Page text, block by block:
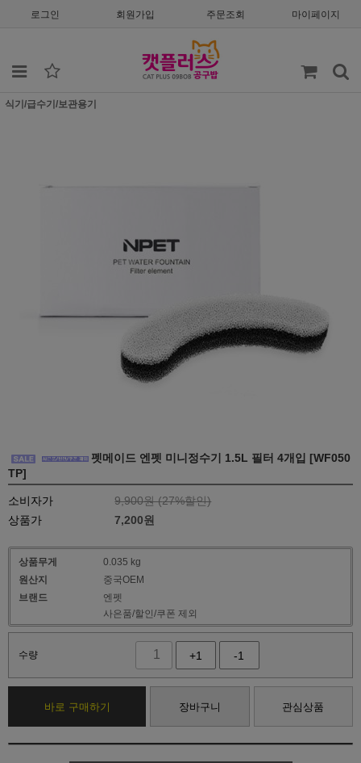
로그인 회원가입 주문조회 마이페이지
식기/급수기/보관용기
펫메이드 엔펫 미니정수기 1.5L 필터 4개입 [WF050
TP]
소비자가 9,900원 (27%할인)
상품가
7,200원
상품무게
0.035 kg
원산지
중국OEM
브랜드
엔펫
사은품/할인/쿠폰 제외
수량 +1 -1
바로 구매하기 장바구니 관심상품